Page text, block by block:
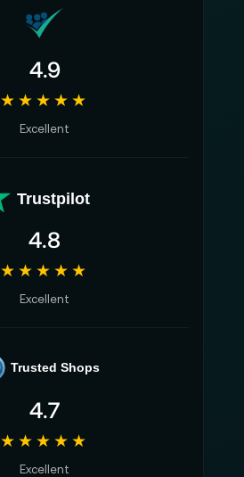
4.9
★★★★★
Excellent
Trustpilot
4.8
★★★★★
Excellent
Trusted Shops
4.7
★★★★★
Excellent